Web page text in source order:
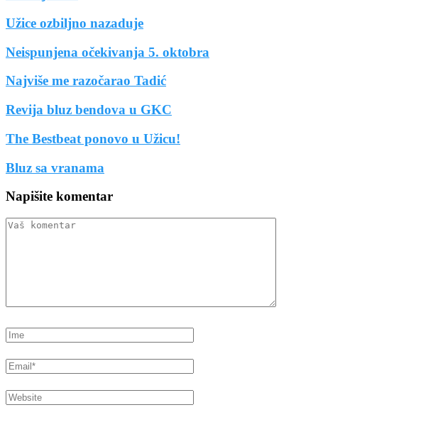
Užice ozbiljno nazaduje
Neispunjena očekivanja 5. oktobra
Najviše me razočarao Tadić
Revija bluz bendova u GKC
The Bestbeat ponovo u Užicu!
Bluz sa vranama
Napišite komentar